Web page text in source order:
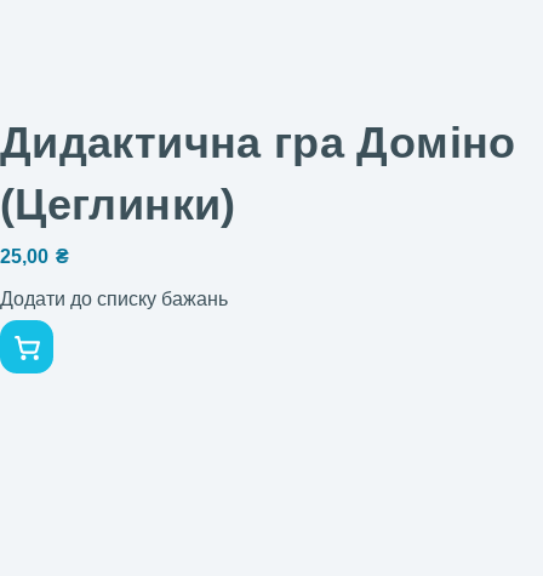
Дидактична гра Доміно
(Цеглинки)
25,00 ₴
Додати до списку бажань